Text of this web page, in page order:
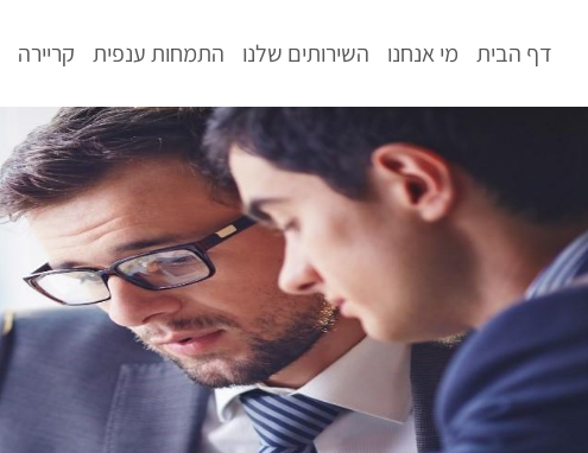
דף הבית
מי אנחנו השירותים שלנו התמחות ענפית קריירה